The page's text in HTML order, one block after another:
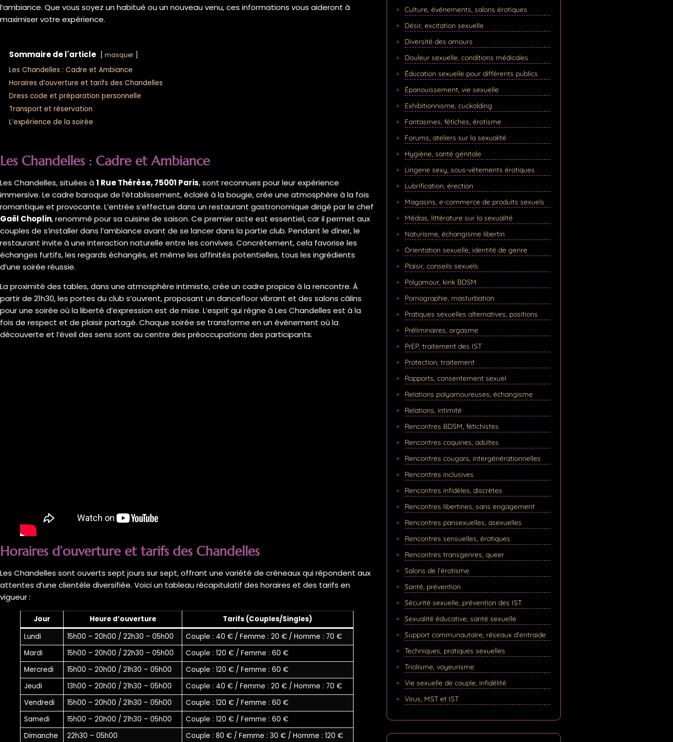
l’ambiance. Que vous soyez un habitué ou un nouveau venu, ces informations vous aideront à
maximiser votre expérience.
Sommaire de l'article masquer
Les Chandelles : Cadre et Ambiance
Horaires d’ouverture et tarifs des Chandelles
Dress code et préparation personnelle
Transport et réservation
L’expérience de la soirée
Les Chandelles : Cadre et Ambiance
Les Chandelles, situées à1 Rue Thérèse, 75001 Paris, sont reconnues pour leur expérience
immersive. Le cadre baroque de l’établissement, éclairé à la bougie, crée une atmosphère à la fois
romantique et provocante. L’entrée s’effectue dans un restaurant gastronomique dirigé par le chef
Gaël Choplin, renommé pour sa cuisine de saison. Ce premier acte est essentiel, car il permet aux
couples de s’installer dans l’ambiance avant de se lancer dans la partie club. Pendant le dîner, le
restaurant invite à une interaction naturelle entre les convives. Concrètement, cela favorise les
échanges furtifs, les regards échangés, et même les affinités potentielles, tous les ingrédients
d’une soirée réussie.
La proximité des tables, dans une atmosphère intimiste, crée un cadre propice à la rencontre. À
partir de 21h30, les portes du club s’ouvrent, proposant un dancefloor vibrant et des salons câlins
pour une soirée où la liberté d’expression est de mise. L’esprit qui règne à Les Chandelles est à la
fois de respect et de plaisir partagé. Chaque soirée se transforme en un événement où la
découverte et l’éveil des sens sont au centre des préoccupations des participants.
Horaires d’ouverture et tarifs des Chandelles
Les Chandelles sont ouverts sept jours sur sept, offrant une variété de créneaux qui répondent aux
attentes d’une clientèle diversifiée. Voici un tableau récapitulatif des horaires et des tarifs en
vigueur :
Jour Heure d’ouverture
Tarifs (Couples/Singles)
Lundi
15h00 – 20h00 / 22h30 – 05h00
Couple : 40 € / Femme : 20 € / Homme : 70 €
Mardi
15h00 – 20h00 / 22h30 – 05h00
Couple : 120 € / Femme : 60 €
Mercredi
15h00 – 20h00 / 21h30 – 05h00
Couple : 120 € / Femme : 60 €
Jeudi
13h00 – 20h00 / 21h30 – 05h00
Couple : 40 € / Femme : 20 € / Homme : 70 €
Vendredi
15h00 – 20h00 / 21h30 – 05h00
Couple : 120 € / Femme : 60 €
Samedi
15h00 – 20h00 / 21h30 – 05h00
Couple : 120 € / Femme : 60 €
Dimanche
22h30 – 05h00 Couple : 80 € / Femme : 30 € / Homme : 120 €
Culture, événements, salons érotiques
Désir, excitation sexuelle
Diversité des amours
Douleur sexuelle, conditions médicales
Éducation sexuelle pour différents publics
Épanouissement, vie sexuelle
Exhibitionnisme, cuckolding
Fantasmes, fétiches, érotisme
Forums, ateliers sur la sexualité
Hygiène, santé génitale
Lingerie sexy, sous-vêtements érotiques
Lubrification, érection
Magasins, e-commerce de produits sexuels
Médias, littérature sur la sexualité
Naturisme, échangisme libertin
Orientation sexuelle, identité de genre
Plaisir, conseils sexuels
Polyamour, kink BDSM
Pornographie, masturbation
Pratiques sexuelles alternatives, positions
Préliminaires, orgasme
PrEP, traitement des IST
Protection, traitement
Rapports, consentement sexuel
Relations polyamoureuses, échangisme
Relations, intimité
Rencontres BDSM, fétichistes
Rencontres coquines, adultes
Rencontres cougars, intergénérationnelles
Rencontres inclusives
Rencontres infidèles, discrètes
Rencontres libertines, sans engagement
Rencontres pansexuelles, asexuelles
Rencontres sensuelles, érotiques
Rencontres transgenres, queer
Salons de l’érotisme
Santé, prévention
Sécurité sexuelle, prévention des IST
Sexualité éducative, santé sexuelle
Support communautaire, réseaux d'entraide
Techniques, pratiques sexuelles
Triolisme, voyeurisme
Vie sexuelle de couple, infidélité
Virus, MST et IST